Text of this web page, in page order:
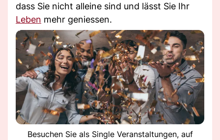
dass Sie nicht alleine sind und lässt Sie Ihr
Leben mehr geniessen.
Besuchen Sie als Single Veranstaltungen, auf